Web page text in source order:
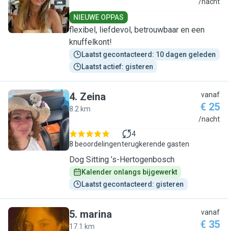
NIEUWE OPPAS
flexibel, liefdevol, betrouwbaar en een
knuffelkont!
Laatst gecontacteerd: 10 dagen geleden
Laatst actief: gisteren
Z
4. Zeina
8.2 km
vanaf
€ 25
/nacht
8 beoordelingen
4
terugkerende gasten
Dog Sitting ’s-Hertogenbosch
Kalender onlangs bijgewerkt
Laatst gecontacteerd: gisteren
5. marina
17.1 km
vanaf
€ 35